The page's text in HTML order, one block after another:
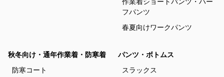
フパンツ
春夏向けワークパンツ
秋冬向け・通年作業着・防寒着
防寒コート
パンツ・ボトムス
スラックス